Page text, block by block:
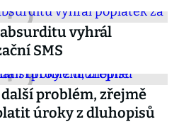
vyhrál
SMS
další problém, zřejmě
úroky z dluhopisů